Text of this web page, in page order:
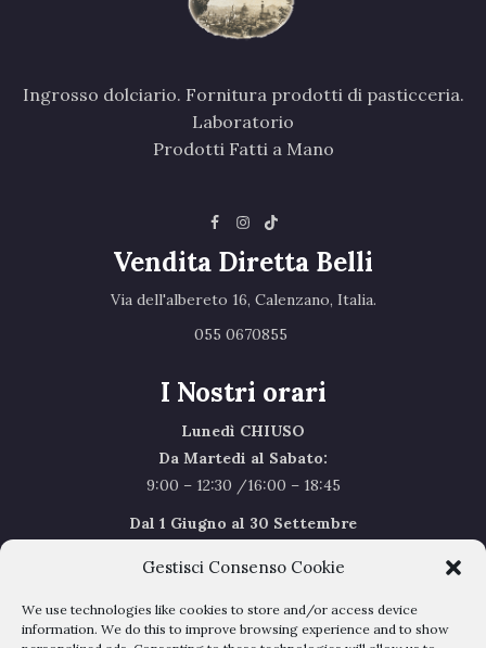
Gestisci Consenso Cookie
We use technologies like cookies to store and/or access device
information. We do this to improve browsing experience and to show
Ingrosso dolciario. Fornitura prodotti di pasticceria.
Laboratorio
Prodotti Fatti a Mano
Vendita Diretta Belli
Via dell'albereto 16, Calenzano, Italia.‎
055 0670855 ‎
I Nostri orari
Lunedì CHIUSO
Da Martedi al Sabato:
9:00 – 12:30 /16:00 – 18:45
Dal 1 Giugno al 30 Settembre
Sabato Agosto Chiusi
I chiusi per Ferie dal 1 al 24Agosto